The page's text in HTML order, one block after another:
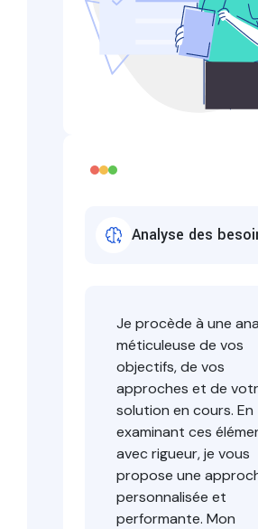
Analyse des
Je procède à une
méticuleuse de vos
objectifs, de vos
approches et de
solution en cours. En
examinant ces
avec rigueur, je vous
propose une
personnalisée et
performante. Mon